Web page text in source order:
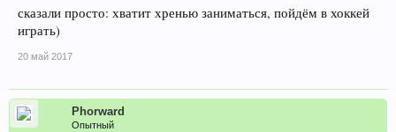
сказали просто: хватит хренью заниматься, пойдём в хоккей
играть)
20 май 2017
Phorward
Опытный